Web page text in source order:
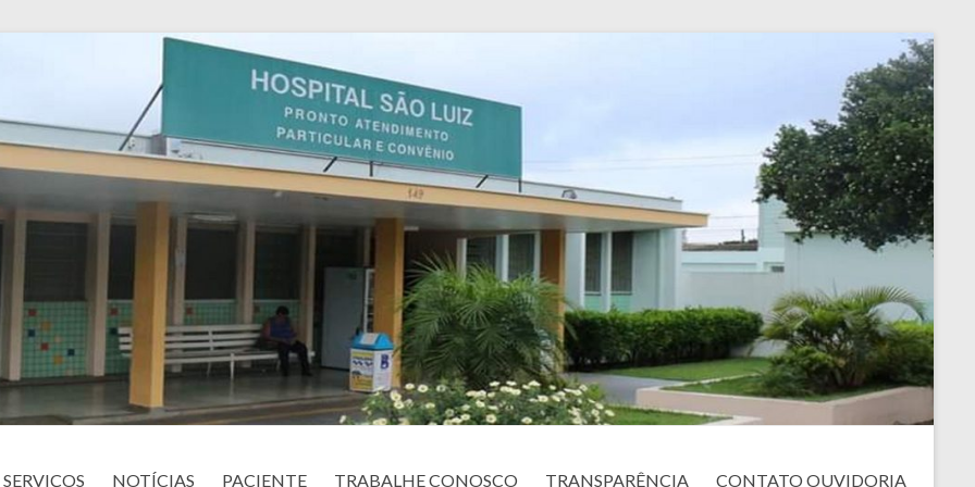
SERVIÇOS NOTÍCIAS PACIENTE TRABALHE CONOSCO TRANSPARÊNCIA CONTATO OUVIDORIA